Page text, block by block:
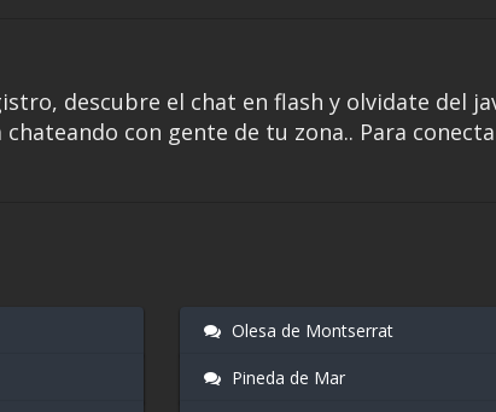
descubre el chat en flash y olvidate del
con gente de tu zona.. Para
Olesa de Montserrat
Pineda de Mar